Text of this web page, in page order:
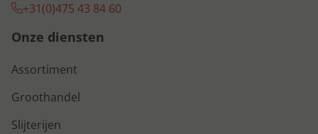
+31(0)475 43 84 60
Onze diensten
Assortiment
Groothandel
Slijterijen